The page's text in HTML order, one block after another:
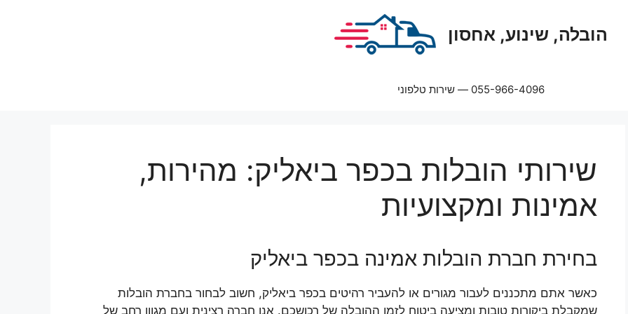
הובלה, שינוע, אחסון
055-966-4096 — שירות טלפוני
שירותי הובלות בכפר ביאליק: מהירות,
אמינות ומקצועיות
בחירת חברת הובלות אמינה בכפר ביאליק
כאשר אתם מתכננים לעבור מגורים או להעביר רהיטים בכפר ביאליק, חשוב לבחור בחברת הובלות
שמקבלת ביקורות טובות ומציעה ביטוח לזמן ההובלה של רכושכם. אנו חברה רצינית ועם מגוון רחב של